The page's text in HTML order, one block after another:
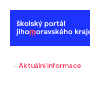
Aktuální informace